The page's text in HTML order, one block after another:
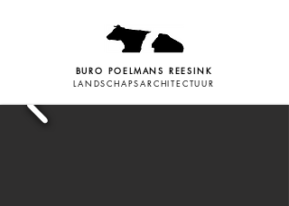
BURO POELMANS REESINK
LANDSCHAPSARCHITECTUUR